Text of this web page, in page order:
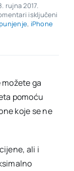
rujna 2017.
isključeni
, iPhone
ga
pomoću
koje se ne
ali i